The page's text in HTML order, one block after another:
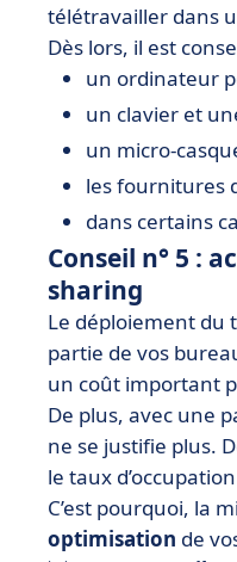
télétravailler dans
Dès lors, il est
un ordinateur
un clavier et
un micro-
les fournitures
dans certains
Conseil n° 5 :
sharing
Le déploiement du
partie de vos
un coût important
De plus, avec une
ne se justifie plus.
le taux
C’est pourquoi, la
optimisation de